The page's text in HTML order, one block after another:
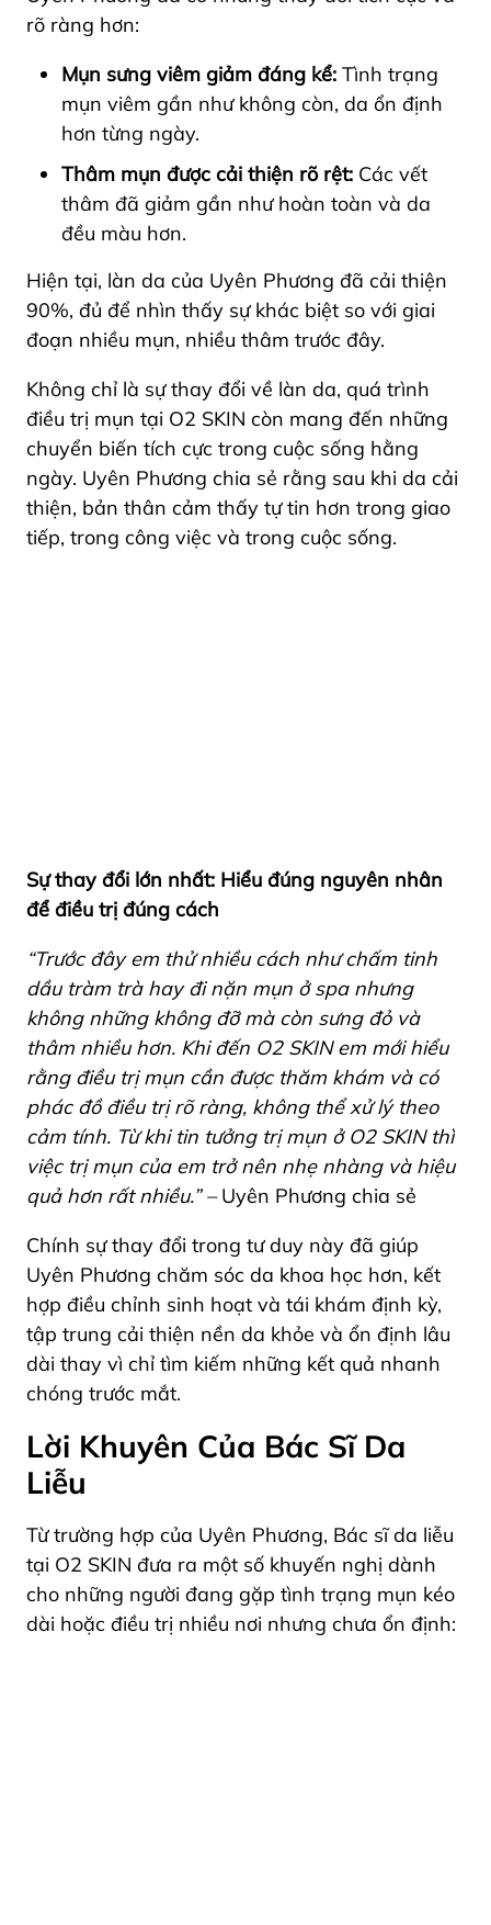
rõ ràng hơn:
Mụn sưng viêm giảm đáng kể: Tình trạng
mụn viêm gần như không còn, da ổn định
hơn từng ngày.
Thâm mụn được cải thiện rõ rệt: Các vết
thâm đã giảm gần như hoàn toàn và da
đều màu hơn.
Hiện tại, làn da của Uyên Phương đã cải thiện
90%, đủ để nhìn thấy sự khác biệt so với giai
đoạn nhiều mụn, nhiều thâm trước đây.
Không chỉ là sự thay đổi về làn da, quá trình
điều trị mụn tại O2 SKIN còn mang đến những
chuyển biến tích cực trong cuộc sống hằng
ngày. Uyên Phương chia sẻ rằng sau khi da cải
thiện, bản thân cảm thấy tự tin hơn trong giao
tiếp, trong công việc và trong cuộc sống.
Sự thay đổi lớn nhất: Hiểu đúng nguyên nhân
để điều trị đúng cách
“Trước đây em thử nhiều cách như chấm tinh
dầu tràm trà hay đi nặn mụn ở spa nhưng
không những không đỡ mà còn sưng đỏ và
thâm nhiều hơn. Khi đến O2 SKIN em mới hiểu
rằng điều trị mụn cần được thăm khám và có
phác đồ điều trị rõ ràng, không thể xử lý theo
cảm tính. Từ khi tin tưởng trị mụn ở O2 SKIN thì
việc trị mụn của em trở nên nhẹ nhàng và hiệu
quả hơn rất nhiều.” –Uyên Phương chia sẻ
Chính sự thay đổi trong tư duy này đã giúp
Uyên Phương chăm sóc da khoa học hơn, kết
hợp điều chỉnh sinh hoạt và tái khám định kỳ,
tập trung cải thiện nền da khỏe và ổn định lâu
dài thay vì chỉ tìm kiếm những kết quả nhanh
chóng trước mắt.
Lời Khuyên Của Bác Sĩ Da
Liễu
Từ trường hợp của Uyên Phương, Bác sĩ da liễu
tại O2 SKIN đưa ra một số khuyến nghị dành
cho những người đang gặp tình trạng mụn kéo
dài hoặc điều trị nhiều nơi nhưng chưa ổn định: